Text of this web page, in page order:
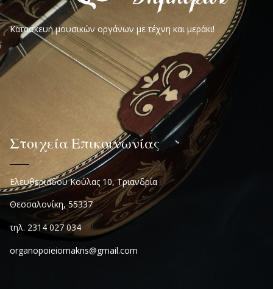
Κατασκευή μουσικών οργάνων με τέχνη και μεράκι!
Στοιχεία Επικοινωνίας
Ελευθεριάδου Κούλας 10, Τριανδρία
Θεσσαλονίκη, 55337
τηλ. 2314 027 034
organopoieiomakris@gmail.com